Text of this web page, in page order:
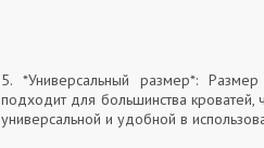
5. *Универсальный размер*:
подходит для большинства кроватей,
универсальной и удобной в